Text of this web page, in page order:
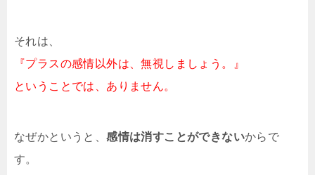
それは、
『プラスの感情以外は、無視しましょう。』
ということでは、ありません。
なぜかというと、感情は消すことができないからで
す。